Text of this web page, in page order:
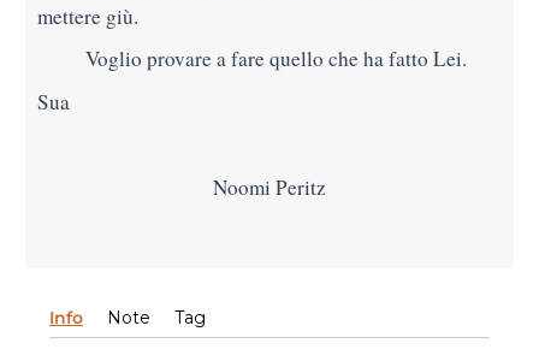
mettere giù.
Voglio provare a fare quello che ha fatto Lei.
Sua
Noomi Peritz
Info Note Tag